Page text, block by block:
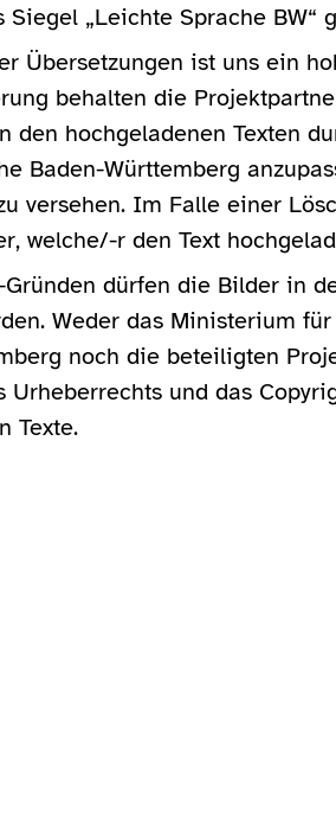
Siegel „Leichte Sprache BW“
Übersetzungen ist uns ein
behalten die
den hochgeladenen Texten
Baden-Württemberg
versehen. Im Falle einer
welche/-r den Text
dürfen die Bilder in
Weder das Ministerium
noch die beteiligten
Urheberrechts und das
Texte.